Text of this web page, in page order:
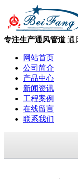
专注生产通风管道 通
网站首页
公司简介
产品中心
新闻资讯
工程案例
在线留言
联系我们